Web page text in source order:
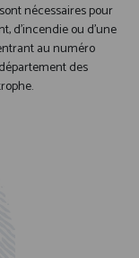
nécessaires pour
d’incendie ou d’une
au numéro
des